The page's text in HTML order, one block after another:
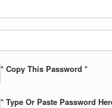
* Copy This Password *
* Type Or Paste Password